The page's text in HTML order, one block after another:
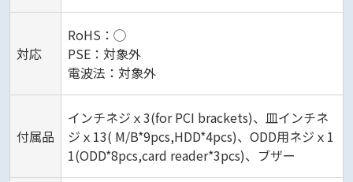
対応
RoHS：◯
PSE：対象外
電波法：対象外
付属品
インチネジｘ3(for PCI brackets)、皿インチネ
ジｘ13( M/B*9pcs,HDD*4pcs)、ODD用ネジｘ1
1(ODD*8pcs,card reader*3pcs)、ブザー